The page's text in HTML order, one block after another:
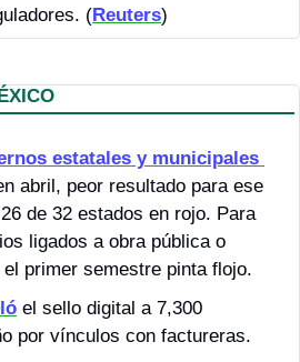
(Reuters)
estatales y municipales
abril, peor resultado para ese
de 32 estados en rojo. Para
ligados a obra pública o
primer semestre pinta flojo.
el sello digital a 7,300
por vínculos con factureras.